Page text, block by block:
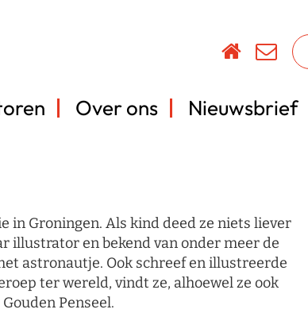
Over ons Nieuwsbrief
in Groningen. Als kind deed ze niets liever
illustrator en bekend van onder meer de
astronautje. Ook schreef en illustreerde
ter wereld, vindt ze, alhoewel ze ook
Penseel.